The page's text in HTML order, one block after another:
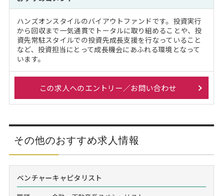
ハンズオンスタイルのバイアウトファンドです。投資実行
から回収まで一気通貫でトータルに取り組めることや、投
資先常駐スタイルでの投資先成長支援を行なっていること
など、投資担当にとって成長機会にあふれる環境となって
います。
この求人へのエントリー／お問い合わせ
その他のおすすめ求人情報
ベンチャーキャピタリスト